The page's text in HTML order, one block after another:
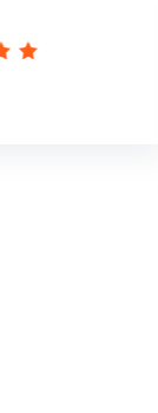
I love
week,
rye